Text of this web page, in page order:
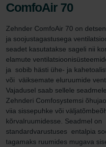
ComfoAir 70
Zehnder ComfoAir 70 on
ja soojustagastusega
seadet kasutatakse sageli nii
elamute
ja  sobib hästi ühe- ja
või  väiksemate eluruumide
Vajadusel saab sellele
Zehnderi Comfosystemsi
viia sissepuhke või
kõrvalruumidesse. Seadmel on
standardvarustuses  entalpia
tagamaks ruumides mugava